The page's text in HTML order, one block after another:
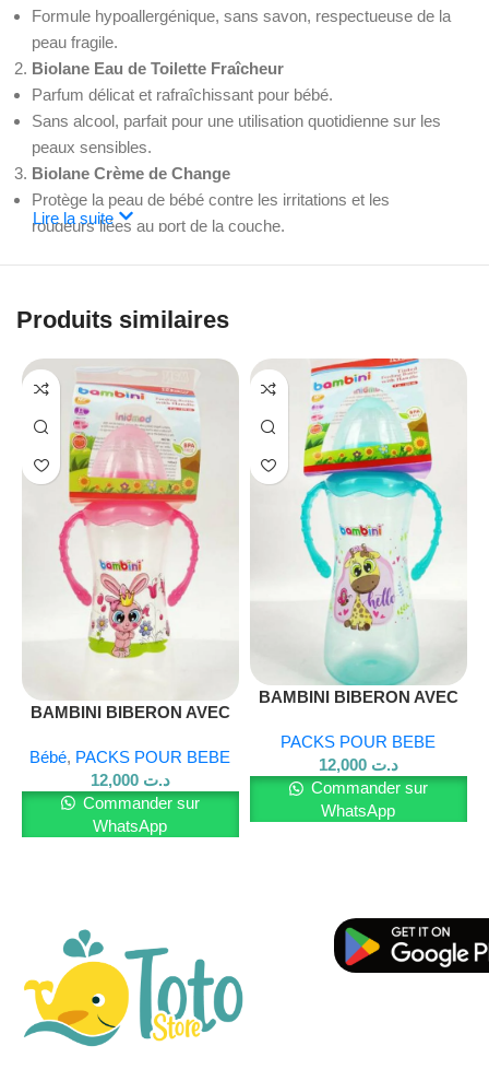
Formule hypoallergénique, sans savon, respectueuse de la
peau fragile.
Biolane Eau de Toilette Fraîcheur
Parfum délicat et rafraîchissant pour bébé.
Sans alcool, parfait pour une utilisation quotidienne sur les
peaux sensibles.
Biolane Crème de Change
Protège la peau de bébé contre les irritations et les
rougeurs liées au port de la couche.
Lingettes ultra-douces, idéales pour nettoyer le visage, les
mains ou le siège de bébé.
Enrichies en perséose d’avocat et aloe vera pour apaiser et
hydrater.
Avantages du Pack Bébé Biolane :
Routine Complète: Tous les indispensables pour nettoyer,
hydrater et protéger la peau de bébé.
Formules Douces
: Adaptées aux peaux sensibles et
hypoallergéniques.
Praticité : Des formats pratiques, parfaits à la maison
comme en déplacement.
Pack Bébé Biolane
associe des produits de qualité pour
une routine de soin douce et efficace. Il garantit un bien-être
optimal à bébé tout en offrant une expérience pratique et
agréable aux parents.
Pour en savoir plus sur nos produits, visitez notresite Web
et rejoignez-nous surFacebook
Lire la suite
Produits similaires
BAMBINI BIBERON AVEC
Bébé, PACKS POUR BEBE
د.ت 12,000
Commander sur
WhatsApp
BAMBINI BIBERON AVEC
PACKS POUR BEBE
د.ت 12,000
Commander sur
WhatsApp